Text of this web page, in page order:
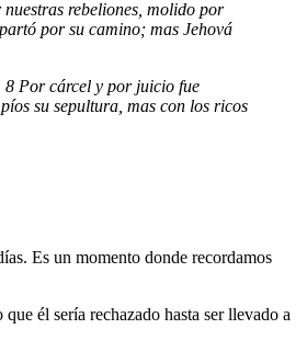
rebeliones, molido por
por su camino; mas Jehová
8 Por cárcel y por juicio fue
su sepultura, mas con los ricos
Es un momento donde recordamos
él sería rechazado hasta ser llevado a